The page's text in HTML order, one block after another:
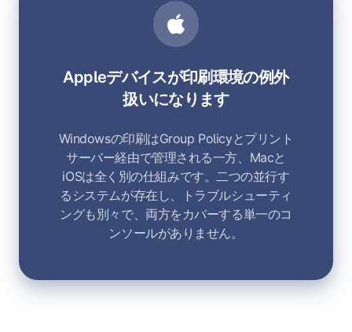
Appleデバイスが印刷環境の例外
扱いになります
Windowsの印刷はGroup Policyとプリント
サーバー経由で管理される一方、Macと
iOSは全く別の仕組みです。二つの並行す
るシステムが存在し、トラブルシューティ
ングも別々で、両方をカバーする単一のコ
ンソールがありません。